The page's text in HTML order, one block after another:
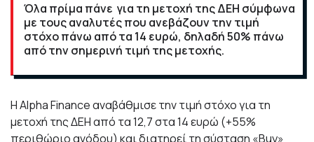
Όλα πρίμα πάνε για τη μετοχή της ΔΕΗ σύμφωνα
με τους αναλυτές που ανεβάζουν την τιμή
στόχο πάνω από τα 14 ευρώ, δηλαδή 50% πάνω
από την σημερινή τιμή της μετοχής.
Η Alpha Finance αναβάθμισε την τιμή στόχο για τη
μετοχή της ΔΕΗ από τα 12,7 στα 14 ευρώ (+55%
περιθώριο ανόδου) και διατηρεί τη σύσταση «Buy»